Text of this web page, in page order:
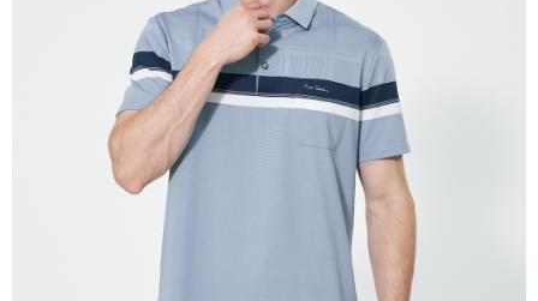
每筆NT$60，滿NT$1,200(含以上)免運費
每筆NT$80，滿NT$1,200(含以上)免運費
每筆NT$80，滿NT$1,200(含以上)免運費